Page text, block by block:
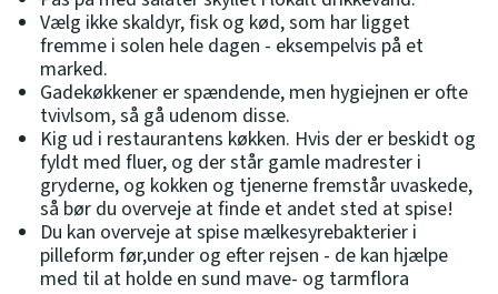
Vælg ikke skaldyr, fisk og kød, som har ligget
fremme i solen hele dagen - eksempelvis på et
marked.
Gadekøkkener er spændende, men hygiejnen er ofte
tvivlsom, så gå udenom disse.
Kig ud i restaurantens køkken. Hvis der er beskidt og
fyldt med fluer, og der står gamle madrester i
gryderne, og kokken og tjenerne fremstår uvaskede,
så bør du overveje at finde et andet sted at spise!
Du kan overveje at spise mælkesyrebakterier i
pilleform før,under og efter rejsen - de kan hjælpe
med til at holde en sund mave- og tarmflora